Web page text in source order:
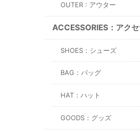
OUTER : アウター
ACCESSORIES：アク
SHOES：シューズ
BAG：バッグ
HAT：ハット
GOODS：グッズ